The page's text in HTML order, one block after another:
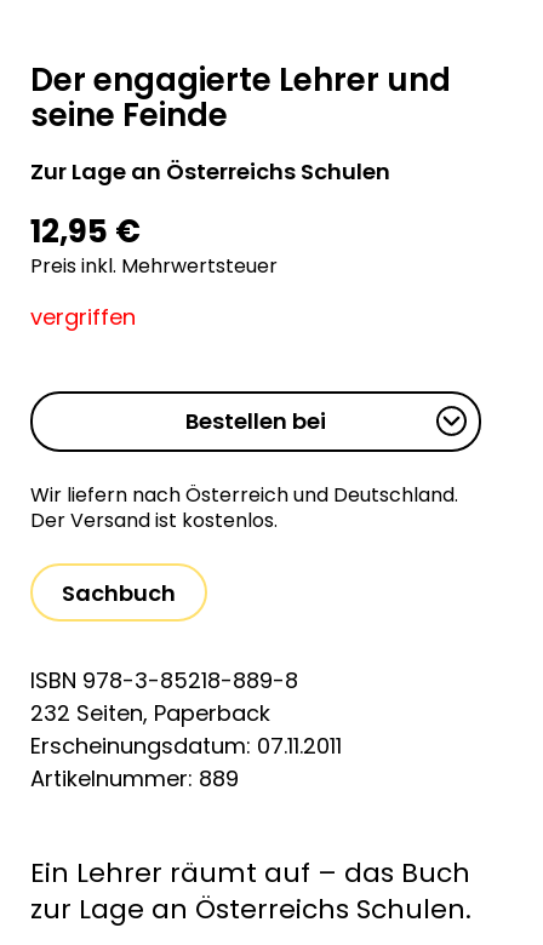
Der engagierte Lehrer und
seine Feinde
Zur Lage an Österreichs Schulen
12,95 €
Preis inkl. Mehrwertsteuer
vergriffen
Bestellen bei
Wir liefern nach Österreich und Deutschland.
Der Versand ist kostenlos.
Sachbuch
ISBN 978-3-85218-889-8
232 Seiten, Paperback
Erscheinungsdatum: 07.11.2011
Artikelnummer: 889
Ein Lehrer räumt auf – das Buch
zur Lage an Österreichs Schulen.